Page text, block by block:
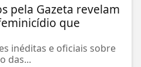
pela Gazeta revelam
que
inéditas e oficiais sobre
das...